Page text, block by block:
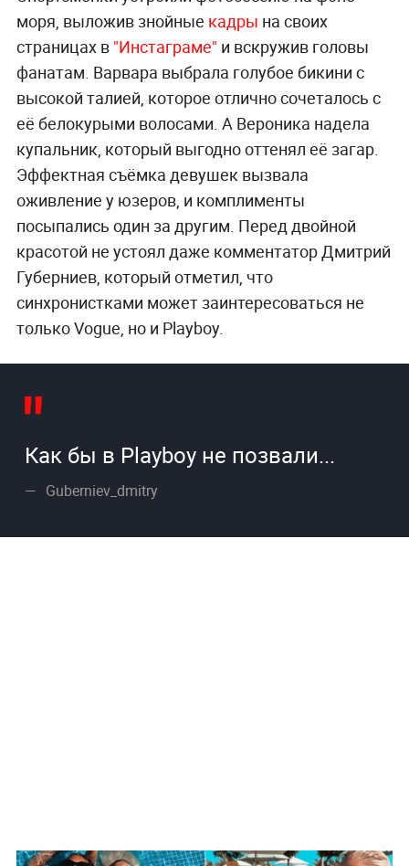
моря, выложив знойные кадры на своих
страницах в "Инстаграме" и вскружив головы
фанатам. Варвара выбрала голубое бикини с
высокой талией, которое отлично сочеталось с
её белокурыми волосами. А Вероника надела
купальник, который выгодно оттенял её загар.
Эффектная съёмка девушек вызвала
оживление у юзеров, и комплименты
посыпались один за другим. Перед двойной
красотой не устоял даже комментатор Дмитрий
Губерниев, который отметил, что
синхронистками может заинтересоваться не
только Vogue, но и Playboy.
Как бы в Playboy не позвали...
Guberniev_dmitry